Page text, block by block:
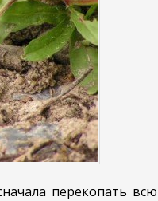
перекопать всю